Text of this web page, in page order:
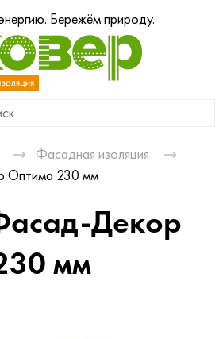
Бережём природу.
Фасадная изоляция
Оптима 230 мм
Декор
мм